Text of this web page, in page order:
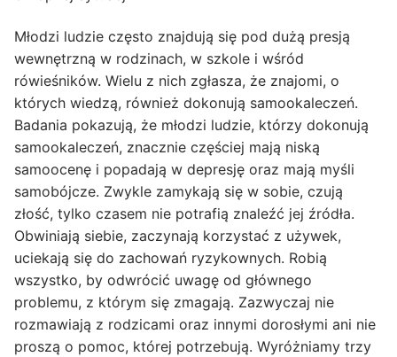
Młodzi ludzie często znajdują się pod dużą presją
wewnętrzną w rodzinach, w szkole i wśród
rówieśników. Wielu z nich zgłasza, że znajomi, o
których wiedzą, również dokonują samookaleczeń.
Badania pokazują, że młodzi ludzie, którzy dokonują
samookaleczeń, znacznie częściej mają niską
samoocenę i popadają w depresję oraz mają myśli
samobójcze. Zwykle zamykają się w sobie, czują
złość, tylko czasem nie potrafią znaleźć jej źródła.
Obwiniają siebie, zaczynają korzystać z używek,
uciekają się do zachowań ryzykownych. Robią
wszystko, by odwrócić uwagę od głównego
problemu, z którym się zmagają. Zazwyczaj nie
rozmawiają z rodzicami oraz innymi dorosłymi ani nie
proszą o pomoc, której potrzebują. Wyróżniamy trzy